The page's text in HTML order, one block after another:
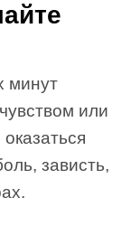
минут
или
зависть,